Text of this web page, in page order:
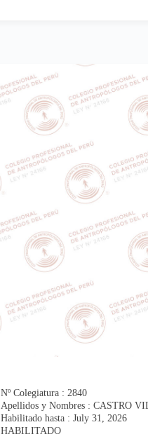
Nº Colegiatura : 2840
Apellidos y Nombres : CASTRO
Habilitado hasta : July 31, 2026
HABILITADO